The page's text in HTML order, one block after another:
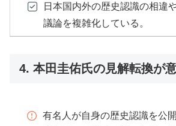
日本国内外の歴史認識の相違
議論を複雑化している。
4. 本田圭佑氏の見解転換が
有名人が自身の歴史認識を公